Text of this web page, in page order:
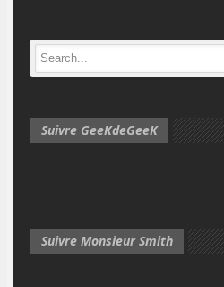
Suivre GeeKdeGeeK
Suivre Monsieur Smith